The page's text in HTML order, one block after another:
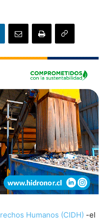
Humanos (CIDH) -el